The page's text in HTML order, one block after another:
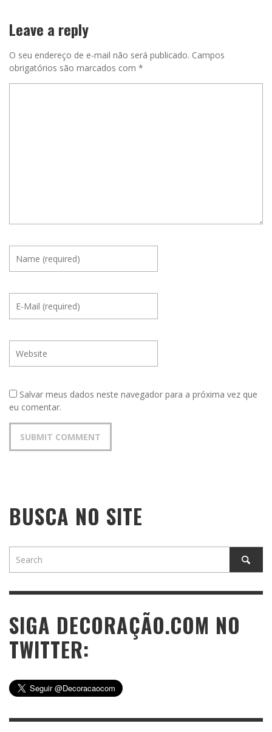
Leave a reply
O seu endereço de e-mail não será publicado. Campos
obrigatórios são marcados com *
Salvar meus dados neste navegador para a próxima vez que
eu comentar.
BUSCA NO SITE
SIGA DECORAÇÃO.COM NO
TWITTER: